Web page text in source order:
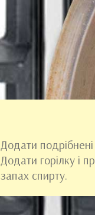
Додати
Додати горілку і
запах спирту.